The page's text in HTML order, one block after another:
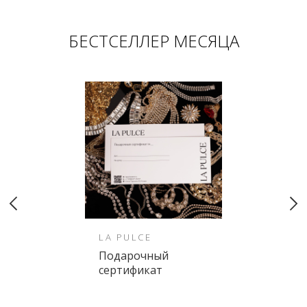
БЕСТСЕЛЛЕР МЕСЯЦА
LA PULCE
Подарочный
сертификат